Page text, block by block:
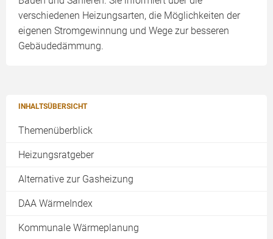
INHALTSÜBERSICHT
Themenüberblick
Heizungsratgeber
Alternative zur Gasheizung
DAA WärmeIndex
Kommunale Wärmeplanung
verschiedenen Heizungsarten, die Möglichkeiten der
eigenen Stromgewinnung und Wege zur besseren
Gebäudedämmung.